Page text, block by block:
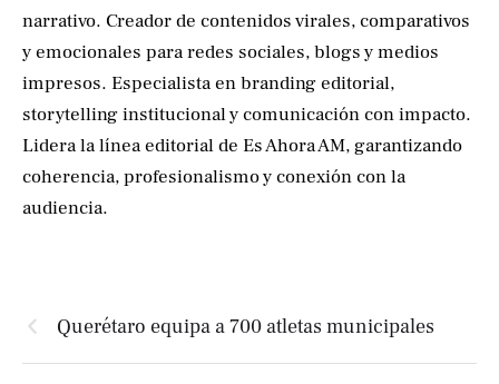
narrativo. Creador de contenidos virales, comparativos
y emocionales para redes sociales, blogs y medios
impresos. Especialista en branding editorial,
storytelling institucional y comunicación con impacto.
Lidera la línea editorial de Es Ahora AM, garantizando
coherencia, profesionalismo y conexión con la
audiencia.
Querétaro equipa a 700 atletas municipales